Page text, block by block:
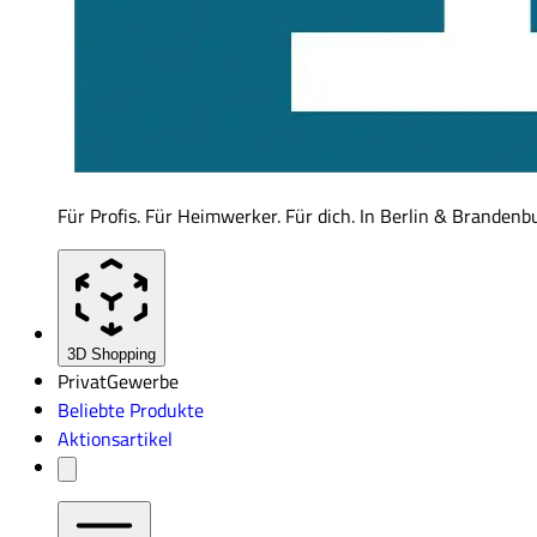
Für Profis. Für Heimwerker. Für dich. In Berlin &
3D Shopping
PrivatGewerbe
Beliebte Produkte
Aktionsartikel